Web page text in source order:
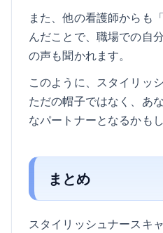
また、他の看護師からも
んだことで、職場での自
の声も聞かれます。
このように、スタイリッ
ただの帽子ではなく、あ
なパートナーとなるかも
まとめ
スタイリッシュナースキ